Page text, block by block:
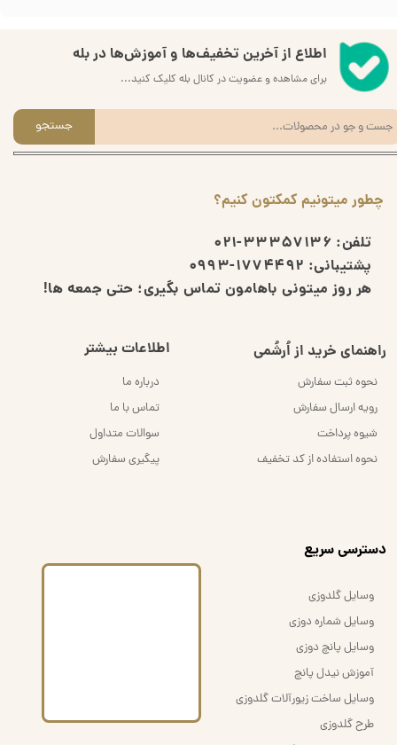
چطور میتونیم کمکتون کنیم؟
تلفن: 33357136-021
پشتیبانی: 1774492-0993
هر روز میتونی باهامون تماس بگیری؛ حتی جمعه ها!
راهنمای خرید از اُرشُمی
نحوه ثبت سفارش
رویه ارسال سفارش
شیوه پرداخت
نحوه استفاده از کد تخفیف
اطلاعات بیشتر
درباره ما
تماس با ما
سوالات متداول
پیگیری سفارش
اطلاع از آخرین تخفیف‌ها و آموزش‌ها در بله
برای مشاهده و عضویت در کانال بله کلیک کنید...
جستجو
​دسترسی سریع
وسایل گلدوزی
وسایل شماره دوزی
وسایل پانچ دوزی
آموزش نیدل پانچ
وسایل ساخت زیورآلات گلدوزی
طرح گلدوزی